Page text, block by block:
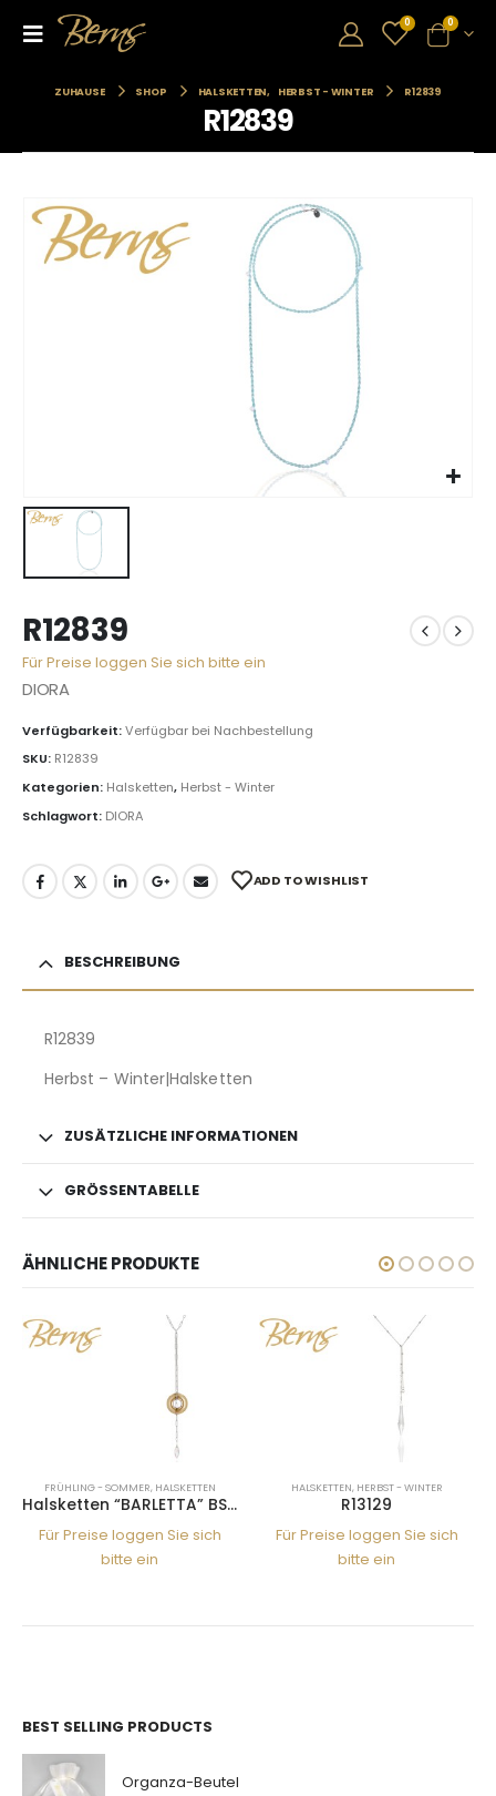
0 0
ZUHAUSE SHOP HALSKETTEN, HERBST - WINTER R12839
R12839
R12839
Für Preise loggen Sie sich bitte ein
DIORA
Verfügbarkeit:Verfügbar bei Nachbestellung
SKU: R12839
Kategorien: Halsketten, Herbst - Winter
Schlagwort: DIORA
ADD TO WISHLIST
BESCHREIBUNG
R12839
Herbst – Winter|Halsketten
ZUSÄTZLICHE INFORMATIONEN
GRÖSSENTABELLE
ÄHNLICHE PRODUKTE
HALSKETTEN,HERBST - WINTER
R13129
Für Preise loggen Sie sich
bitte ein
FRÜHLING - SOMMER,HALSKETTEN
Für Preise loggen Sie sich
bitte ein
BEST SELLING PRODUCTS
Organza-Beutel